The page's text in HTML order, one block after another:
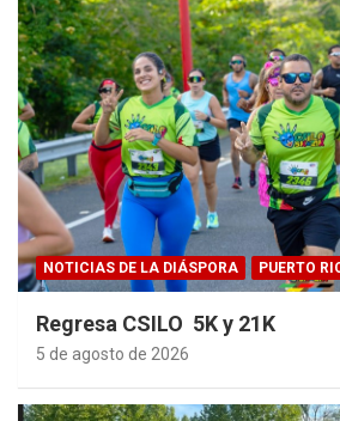
NOTICIAS DE LA DIÁSPORA PUERTO
Regresa CSILO 5K y 21K
5 de agosto de 2026